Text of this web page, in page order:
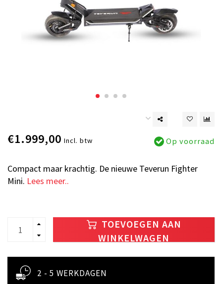
€1.999,00 Incl. btw Op voorraad
Compact maar krachtig. De nieuwe Teverun Fighter
Mini. Lees meer..
TOEVOEGEN AAN
WINKELWAGEN
2 - 5 WERKDAGEN